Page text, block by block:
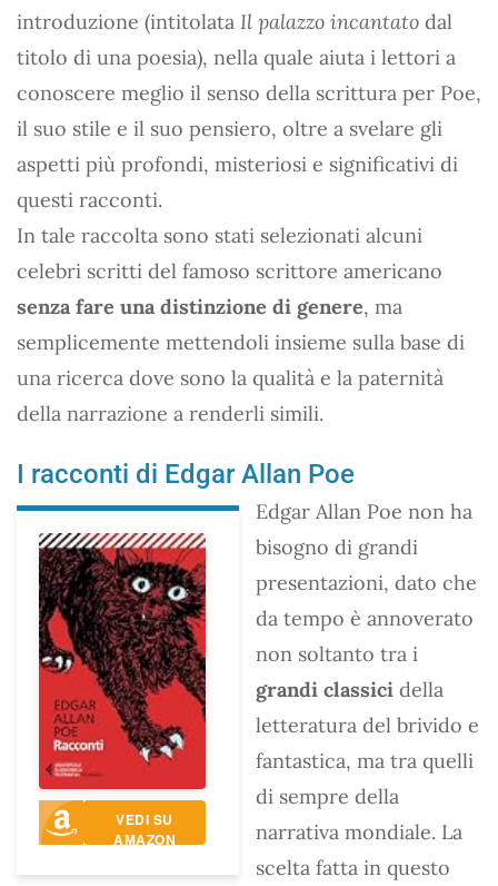
introduzione (intitolata Il palazzo incantato dal
titolo di una poesia), nella quale aiuta i lettori a
conoscere meglio il senso della scrittura per Poe,
il suo stile e il suo pensiero, oltre a svelare gli
aspetti più profondi, misteriosi e significativi di
questi racconti.
In tale raccolta sono stati selezionati alcuni
celebri scritti del famoso scrittore americano
senza fare una distinzione di genere, ma
semplicemente mettendoli insieme sulla base di
una ricerca dove sono la qualità e la paternità
della narrazione a renderli simili.
I racconti di Edgar Allan Poe
VEDI SU
AMAZON
Edgar Allan Poe non ha
bisogno di grandi
presentazioni, dato che
da tempo è annoverato
non soltanto tra i
grandi classici della
letteratura del brivido e
fantastica, ma tra quelli
di sempre della
narrativa mondiale. La
scelta fatta in questo